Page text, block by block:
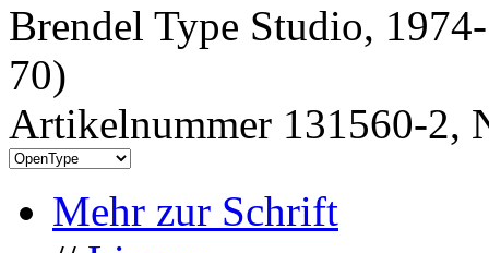
Brendel Type Studio,
70)
Artikelnummer 131560-2,
Mehr zur Schrift